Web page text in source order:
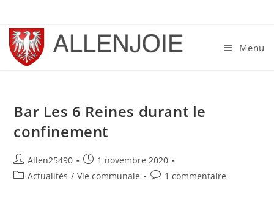
content
Menu
Bar Les 6 Reines durant le
confinement
Auteur/autrice
de
Allen25490
Publication
publiée :
1 novembre 2020
PostActualités / Vie communale
Commentaires
1 commentaire